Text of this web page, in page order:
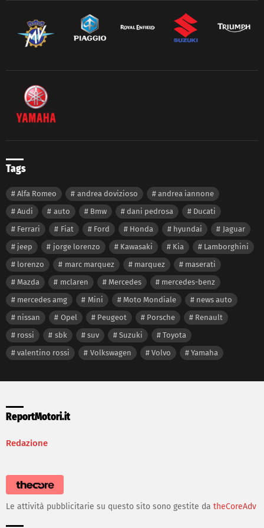
Tags
Alfa Romeo andrea dovizioso
andrea iannone
Audi
auto Bmw dani pedrosa
Ducati
Ferrari
Fiat Ford Honda hyundai
Jaguar
jeep
jorge lorenzo Kawasaki Kia
Lamborghini
lorenzo
marc marquez marquez
maserati
Mazda
mclaren Mercedes
mercedes-benz
mercedes amg
Mini Moto Mondiale
news auto
nissan
Opel Peugeot Porsche
Renault
rossi
sbk suv Suzuki
Toyota
valentino rossi
Volkswagen Volvo Yamaha
ReportMotori.it
Redazione
Le attività pubblicitarie su questo sito sono gestite da theCoreAdv